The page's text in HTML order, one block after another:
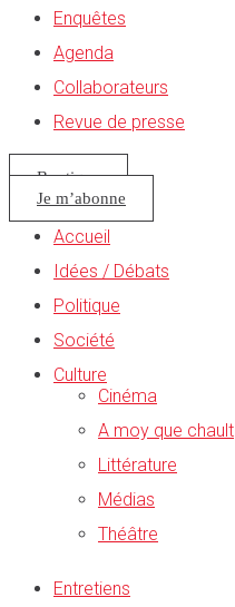
Enquêtes
Agenda
Collaborateurs
Revue de presse
Boutique
Je m’abonne
Accueil
Idées / Débats
Politique
Société
Culture
Cinéma
A moy que chault
Littérature
Médias
Théâtre
Entretiens